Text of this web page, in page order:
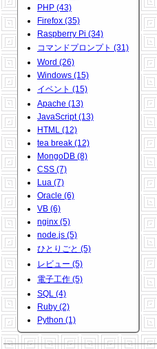
PHP (43)
Firefox (35)
Raspberry Pi (34)
コマンドプロンプト (31)
Word (26)
Windows (15)
イベント (15)
Apache (13)
JavaScript (13)
HTML (12)
tea break (12)
MongoDB (8)
CSS (7)
Lua (7)
Oracle (6)
VB (6)
nginx (5)
node.js (5)
ひとりごと (5)
レビュー (5)
電子工作 (5)
SQL (4)
Ruby (2)
Python (1)